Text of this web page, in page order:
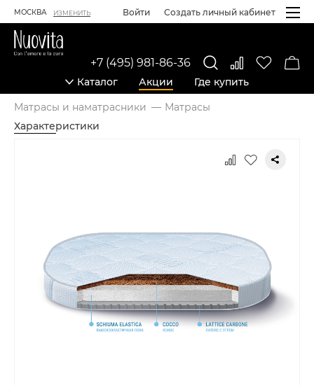
МОСКВА ИЗМЕНИТЬ Войти Создать личный кабинет
Каталог Акции Где купить
+7 (495) 981-86-36
Матрасы и наматрасники
Матрасы
Характеристики